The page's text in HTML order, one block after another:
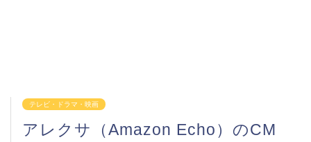
テレビ・ドラマ・映画
アレクサ（Amazon Echo）のCM